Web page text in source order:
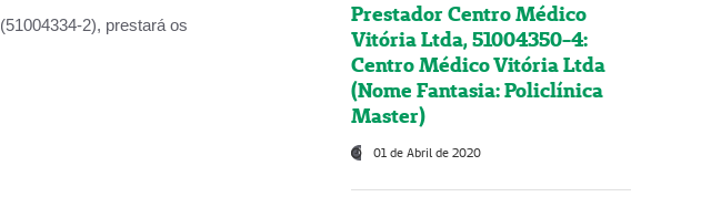
(51004334-2), prestará os
Prestador Centro Médico
Vitória Ltda, 51004350-4:
Centro Médico Vitória Ltda
(Nome Fantasia: Policlínica
Master)
01 de Abril de 2020